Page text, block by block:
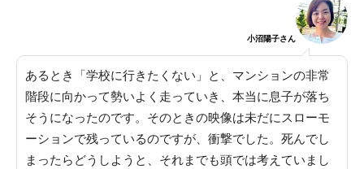
小沼陽子さん
あるとき「学校に行きたくない」と、マンションの非常
階段に向かって勢いよく走っていき、本当に息子が落ち
そうになったのです。そのときの映像は未だにスローモ
ーションで残っているのですが、衝撃でした。死んでし
まったらどうしようと、それまでも頭では考えていまし